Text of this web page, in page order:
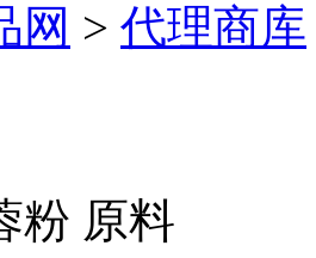
网 > 代理商库
粉 原料